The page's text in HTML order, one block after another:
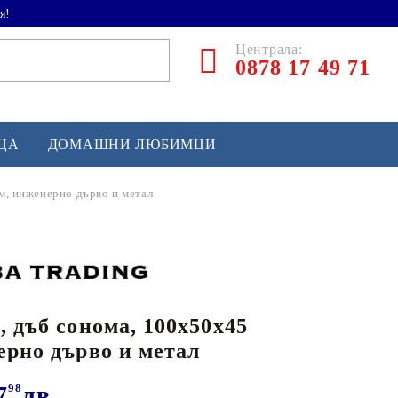
Централа:
0878 17 49 71
и софтбол
и лакрос
спортно оборудване
ДОМАШНИ ЛЮБИМЦИ
инженерно дърво и метал
дъб сонома, 100x50x45
дърво и метал
98